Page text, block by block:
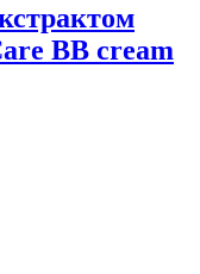
BB cream